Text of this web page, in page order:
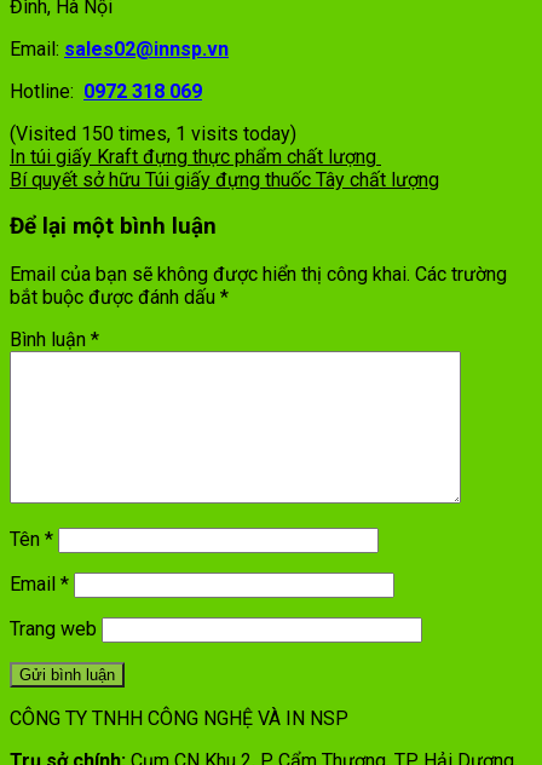
Đình, Hà Nội
Email: sales02@innsp.vn
Hotline: 0972 318 069
(Visited 150 times, 1 visits today)
In túi giấy Kraft đựng thực phẩm chất lượng
Bí quyết sở hữu Túi giấy đựng thuốc Tây chất lượng
Để lại một bình luận
Email của bạn sẽ không được hiển thị công khai. Các trường
bắt buộc được đánh dấu *
Bình luận *
Tên *
Email *
Trang web
CÔNG TY TNHH CÔNG NGHỆ VÀ IN NSP